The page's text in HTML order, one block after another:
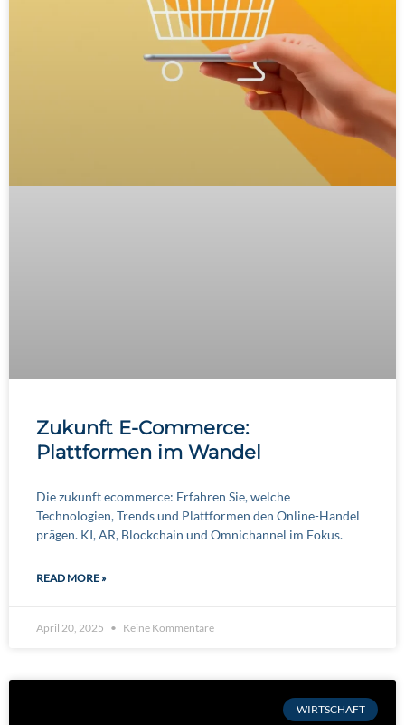
Zukunft E-Commerce:
Plattformen im Wandel
Die zukunft ecommerce: Erfahren Sie, welche
Technologien, Trends und Plattformen den Online-Handel
prägen. KI, AR, Blockchain und Omnichannel im Fokus.
READ MORE »
April 20, 2025 Keine Kommentare
WIRTSCHAFT